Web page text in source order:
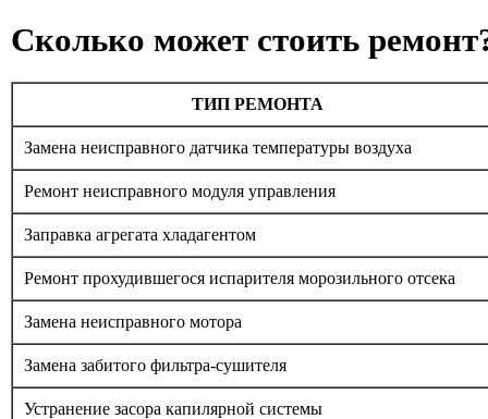
Сколько может стоить
ТИП РЕМОНТА
Замена неисправного датчика температуры воздуха
Ремонт неисправного модуля управления
Заправка агрегата хладагентом
Ремонт прохудившегося испарителя морозильного отсека
Замена неисправного мотора
Замена забитого фильтра-сушителя
Устранение засора капилярной системы